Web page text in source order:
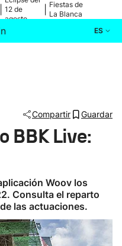
12 de
agosto
Fiestas de
La Blanca
ES
Compartir Guardar
BBK Live:
Woov los
Consulta el reparto
las actuaciones.